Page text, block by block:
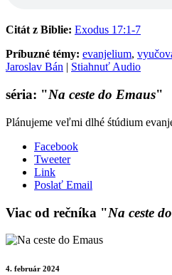
Citát z Biblie: Exodus 17:1-7
Príbuzné témy: evanjelium,
Jaroslav Bán | Stiahnuť Audio
séria: "Na ceste do Emaus"
Plánujeme veľmi dlhé śtúdium
Facebook
Tweeter
Link
Poslať Email
Viac od rečníka "Na ceste
4. február 2024